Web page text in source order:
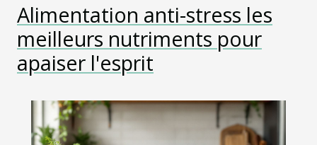
Alimentation anti-stress les
meilleurs nutriments pour
apaiser l'esprit